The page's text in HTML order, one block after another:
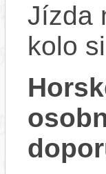
Jízda
kolo